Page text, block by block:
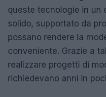
queste tecnologie in un
solido, supportato da
possano rendere la
conveniente. Grazie a
realizzare progetti di
richiedevano anni in